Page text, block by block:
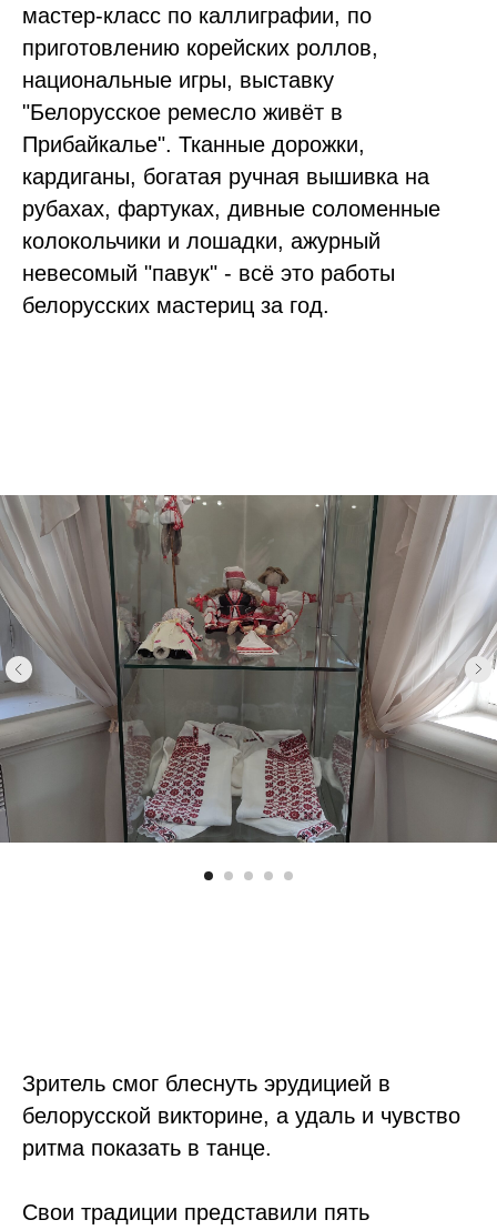
мастер-класс по каллиграфии, по
приготовлению корейских роллов,
национальные игры, выставку
"Белорусское ремесло живёт в
Прибайкалье". Тканные дорожки,
кардиганы, богатая ручная вышивка на
рубахах, фартуках, дивные соломенные
колокольчики и лошадки, ажурный
невесомый "павук" - всё это работы
белорусских мастериц за год.
Зритель смог блеснуть эрудицией в
белорусской викторине, а удаль и чувство
ритма показать в танце.
Свои традиции представили пять